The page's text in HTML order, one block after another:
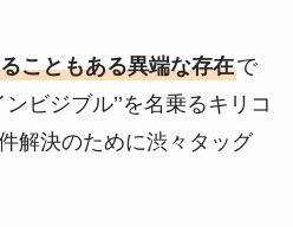
こともある異端な存在で
ビジブル’’を名乗るキリコ
解決のために渋々タッグ